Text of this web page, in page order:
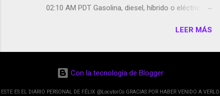
02:10 AM PDT Gasolina, diesel, híbrido o eléctrico:
de esos sentidos es lo que hacen los
desarrolladores de Alphabet, la compañía matriz
de Google; y por el otro lado tenemos el
crecimiento de Google Maps con lo que
LEER MÁS
Con la tecnología de Blogger
ESTE ES EL DIARIO PERSONAL DE FÉLIX @LocutorCo GRACIAS POR HABER VENIDO A VERLO